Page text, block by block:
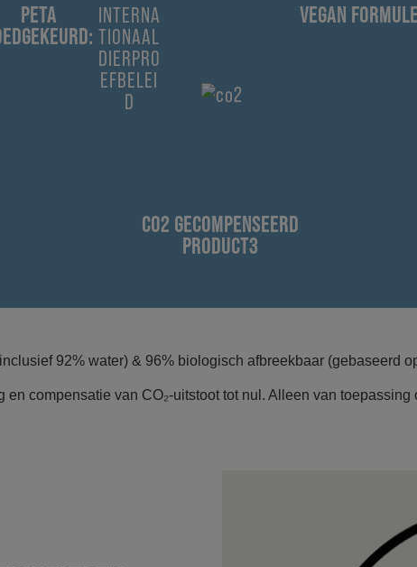
PETA
INTERNA
TIONAAL
DIERPRO
EFBELEI
D
VEGAN
CO2 GECOMPENSEERD
PRODUCT3
92% water) & 96% biologisch afbreekbaar (gebaseerd
compensatie van CO₂-uitstoot tot nul. Alleen van toepassing